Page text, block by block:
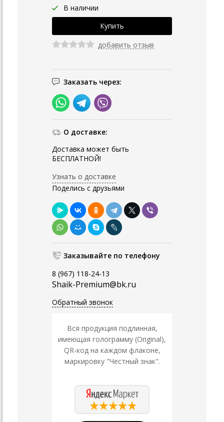
В наличии
добавить отзыв
Заказать через:
О доставке:
Доставка может быть
БЕСПЛАТНОЙ!
Узнать о доставке
Поделись с друзьями
Заказывайте по телефону
8 (967) 118-24-13
Shaik-Premium@bk.ru
Обратный звонок
Вся продукция подлинная,
имеющая голограмму (Original),
QR-код на каждом флаконе,
маркировку "Честный знак".